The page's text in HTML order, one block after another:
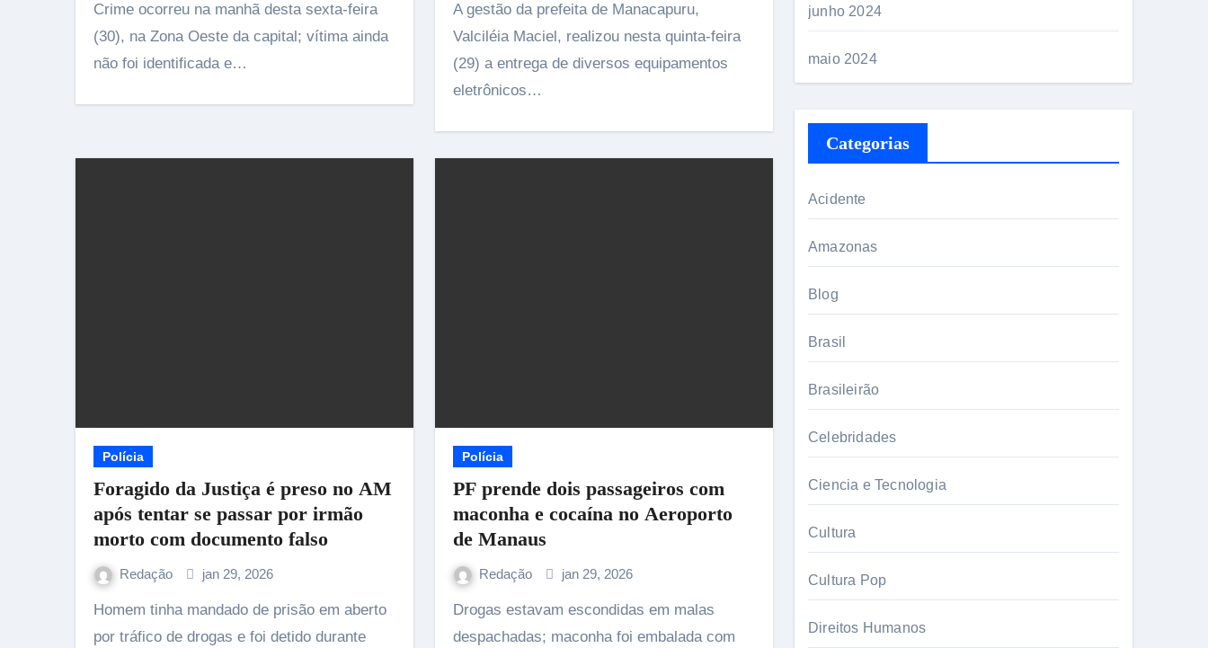
Crime ocorreu na manhã desta sexta-feira
(30), na Zona Oeste da capital; vítima ainda
não foi identificada e…
A gestão da prefeita de Manacapuru,
Valciléia Maciel, realizou nesta quinta-feira
(29) a entrega de diversos equipamentos
eletrônicos…
Polícia
Foragido da Justiça é preso no AM
após tentar se passar por irmão
morto com documento falso
Redação jan 29, 2026
Homem tinha mandado de prisão em aberto
por tráfico de drogas e foi detido durante
Polícia
PF prende dois passageiros com
maconha e cocaína no Aeroporto
de Manaus
Redação jan 29, 2026
Drogas estavam escondidas em malas
despachadas; maconha foi embalada com
junho 2024
maio 2024
Categorias
Acidente
Amazonas
Blog
Brasil
Brasileirão
Celebridades
Ciencia e Tecnologia
Cultura
Cultura Pop
Direitos Humanos